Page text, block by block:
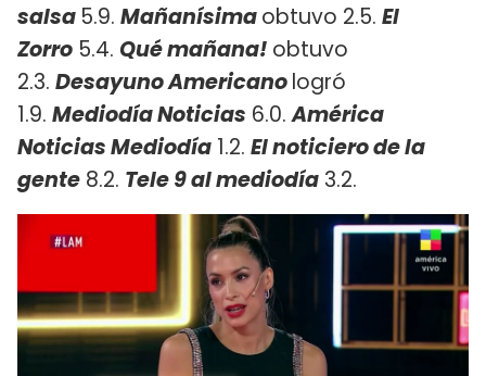
salsa5.9. Mañanísimaobtuvo 2.5. El
Zorro 5.4. Qué mañana! obtuvo
2.3. Desayuno Americanologró
1.9. Mediodía Noticias 6.0.América
Noticias Mediodía 1.2. El noticiero de la
gente 8.2. Tele 9 al mediodía 3.2.